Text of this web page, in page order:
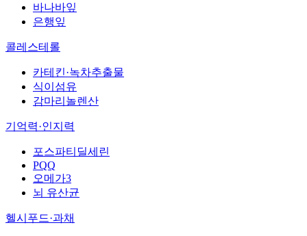
바나바잎
은행잎
콜레스테롤
카테킨·녹차추출물
식이섬유
감마리놀렌산
기억력·인지력
포스파티딜세린
PQQ
오메가3
뇌 유산균
헬시푸드·과채